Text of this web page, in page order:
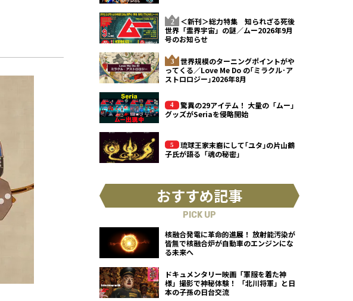
＜新刊＞総力特集 知られざる死後
世界「霊界宇宙」の謎／ムー2026年9月
号のお知らせ
世界規模のターニングポイントがや
ってくる／Love Me Do の｢ミラクル･ア
ストロロジー｣2026年8月
驚異の29アイテム！ 大量の「ムー」
グッズがSeriaを侵略開始
琉球王家末裔にして｢ユタ｣の片山鶴
子氏が語る「魂の秘密」
おすすめ記事
PICK UP
核融合発電に革命的進展！ 放射能汚染が
皆無で核融合炉が自動車のエンジンにな
る未来へ
ドキュメンタリー映画「軍服を着た神
様」撮影で神秘体験！ 「北川将軍」と日
本の子孫の日台交流